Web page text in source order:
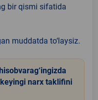
bir qismi sifatida
muddatda to‘laysiz.
keyingi narx taklifini